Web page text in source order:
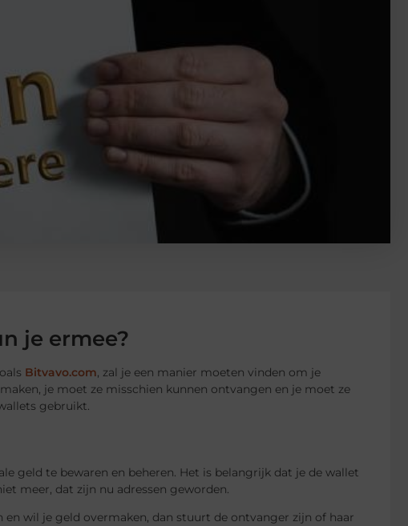
je ermee?
Bitvavo.com, zal je een manier moeten vinden om je
je moet ze misschien kunnen ontvangen en je moet ze
gebruikt.
geld te bewaren en beheren. Het is belangrijk dat je de wallet
meer, dat zijn nu adressen geworden.
wil je geld overmaken, dan stuurt de ontvanger zijn of haar